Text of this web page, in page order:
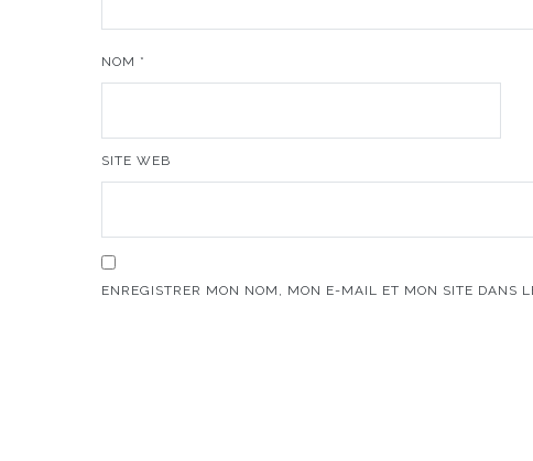
NOM *
SITE WEB
ENREGISTRER MON NOM, MON E-MAIL ET MON SITE DANS